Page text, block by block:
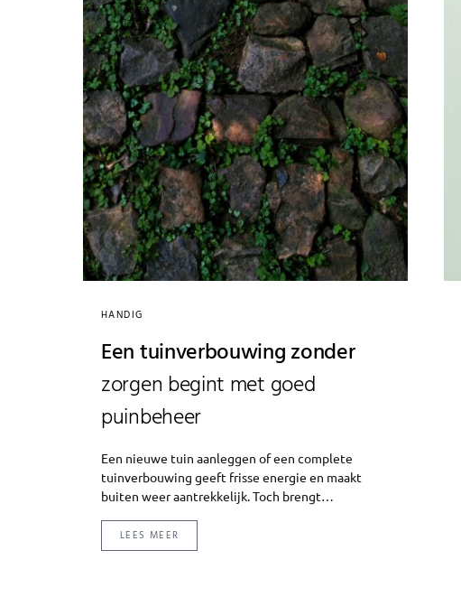
HANDIG
Een tuinverbouwing zonder
zorgen begint met goed
puinbeheer
Een nieuwe tuin aanleggen of een complete
tuinverbouwing geeft frisse energie en maakt
buiten weer aantrekkelijk. Toch brengt…
LEES MEER